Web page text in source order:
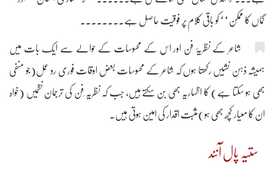
گماں کا ممکن‘‘ کو باقی کلام پر فوقیت حاصل ہے۔۔۔۔۔۔۔۔
شاعر کے نظریۂ فن اور اس کے محسوسات کے حوالے سے ایک بات میں
ہمیشہ ذہن نشیں رکھتا ہوں کہ شاعر کے محسوسات بعض اوقات فوری رد عمل(جو منفی
بھی ہو سکتا ہے) کا اظہاریہ بھی بن سکتے ہیں، جب کہ نظریہ ٔفن کی ترجمان نظمیں (خواہ
ان کا معیار کچھ بھی ہو)مثبت اقدار کی امین ہوتی ہیں۔
ستیہ پال آنند